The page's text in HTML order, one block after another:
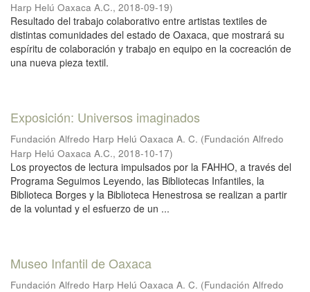
Harp Helú Oaxaca A.C., 2018-09-19)
Resultado del trabajo colaborativo entre artistas textiles de
distintas comunidades del estado de Oaxaca, que mostrará su
espíritu de colaboración y trabajo en equipo en la cocreación de
una nueva pieza textil.
Exposición: Universos imaginados
Fundación Alfredo Harp Helú Oaxaca A. C. (Fundación Alfredo
Harp Helú Oaxaca A.C., 2018-10-17)
Los proyectos de lectura impulsados por la FAHHO, a través del
Programa Seguimos Leyendo, las Bibliotecas Infantiles, la
Biblioteca Borges y la Biblioteca Henestrosa se realizan a partir
de la voluntad y el esfuerzo de un ...
Museo Infantil de Oaxaca
Fundación Alfredo Harp Helú Oaxaca A. C. (Fundación Alfredo